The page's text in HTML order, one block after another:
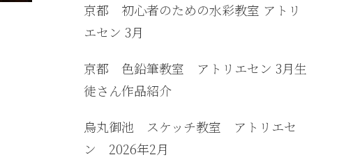
京都 初心者のための水彩教室 アトリ
エセン 3月
京都 色鉛筆教室 アトリエセン 3月生
徒さん作品紹介
烏丸御池 スケッチ教室 アトリエセ
ン 2026年2月